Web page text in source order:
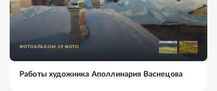
ФОТОАЛЬБОМ 19 ФОТО
Работы художника Аполлинария Васнецова